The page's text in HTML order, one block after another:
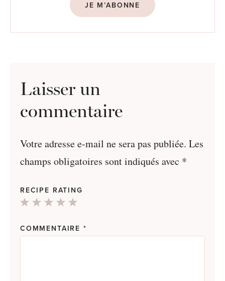
JE M’ABONNE
Laisser un
commentaire
Votre adresse e-mail ne sera pas publiée. Les
champs obligatoires sont indiqués avec *
RECIPE RATING
4
3
2
1
COMMENTAIRE *